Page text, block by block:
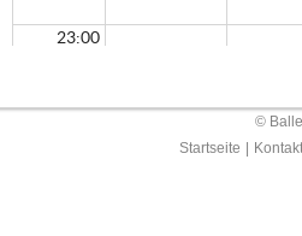
23:00
©
Startseite
Kontakt